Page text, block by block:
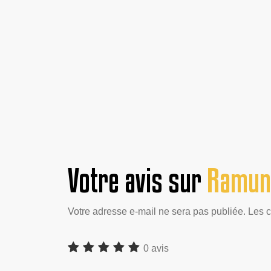
Votre avis sur
Votre adresse e-mail ne sera pas publiée. Les
0 avis